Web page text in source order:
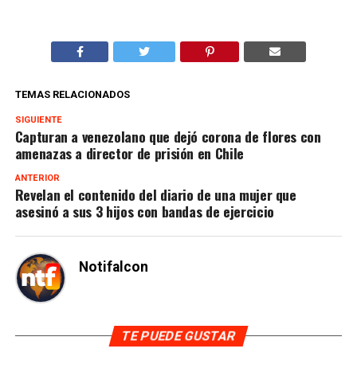
TEMAS RELACIONADOS
SIGUIENTE
Capturan a venezolano que dejó corona de flores con
amenazas a director de prisión en Chile
ANTERIOR
Revelan el contenido del diario de una mujer que
asesinó a sus 3 hijos con bandas de ejercicio
Notifalcon
TE PUEDE GUSTAR